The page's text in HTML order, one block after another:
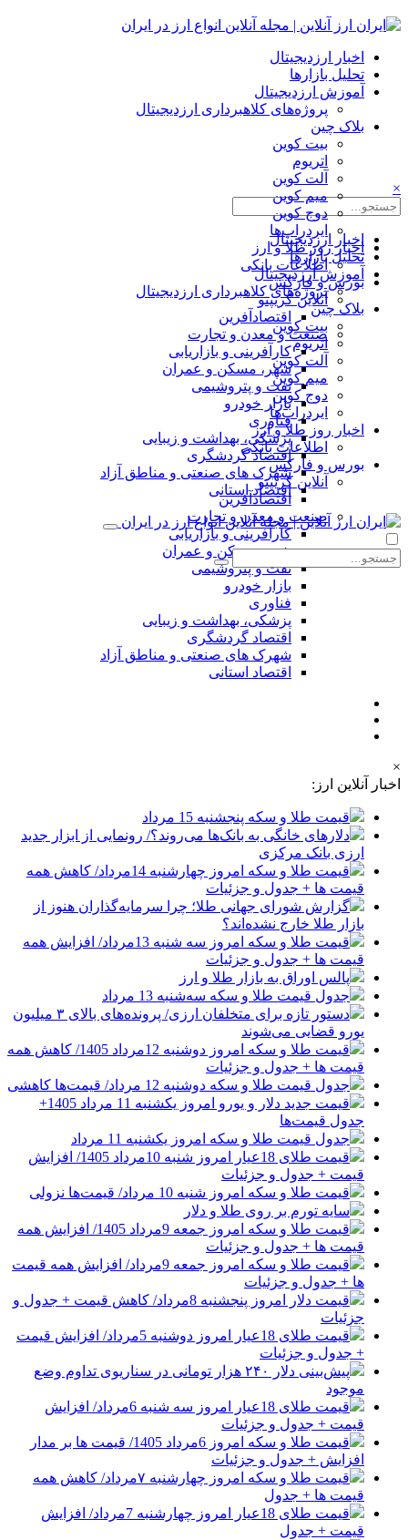
اخبار ارزدیجیتال
تحلیل بازارها
آموزش ارزدیجیتال
پروژه‌های کلاهبرداری ارزدیجیتال
بلاک چین
بیت کوین
اتریوم
آلت کوین
میم کوین‌
دوج کوین
ایردراپ‌ها
اخبار روز طلا و ارز
اطلاعات بانکی
بورس و فارکس
آنلاین کریپتو
اقتصادآفرین
صنعت و معدن و تجارت
کارآفرینی و بازاریابی
شهر، مسکن و عمران
نفت و پتروشیمی
بازار خودرو
فناوری
پزشکی، بهداشت و زیبایی
اقتصاد گردشگری
شهرک های صنعتی و مناطق آزاد
اقتصاد استانی
×
اخبار ارزدیجیتال
تحلیل بازارها
آموزش ارزدیجیتال
پروژه‌های کلاهبرداری ارزدیجیتال
بلاک چین
بیت کوین
اتریوم
آلت کوین
میم کوین‌
دوج کوین
ایردراپ‌ها
اخبار روز طلا و ارز
اطلاعات بانکی
بورس و فارکس
آنلاین کریپتو
اقتصادآفرین
صنعت و معدن و تجارت
کارآفرینی و بازاریابی
شهر، مسکن و عمران
نفت و پتروشیمی
بازار خودرو
فناوری
پزشکی، بهداشت و زیبایی
اقتصاد گردشگری
شهرک های صنعتی و مناطق آزاد
اقتصاد استانی
×
اخبار آنلاین ارز:
قیمت طلا و سکه پنجشنبه 15 مرداد
دلارهای خانگی به بانک‌ها می‌روند؟/ رونمایی از ابزار جدید
ارزی بانک مرکزی
قیمت طلا و سکه امروز چهارشنبه 14مرداد/ کاهش همه
قیمت ها + جدول و جزئیات
گزارش شورای جهانی طلا؛ چرا سرمایه‌گذاران هنوز از
بازار طلا خارج نشده‌اند؟
قیمت طلا و سکه امروز سه شنبه 13مرداد/ افزایش همه
قیمت ها + جدول و جزئیات
پالس اوراق به بازار طلا و ارز
جدول قیمت طلا و سکه سه‌شنبه 13 مرداد
دستور تازه برای متخلفان ارزی/ پرونده‌های بالای ۳ میلیون
یورو قضایی می‌شوند
قیمت طلا و سکه امروز دوشنبه 12مرداد 1405/ کاهش همه
قیمت ها + جدول و جزئیات
جدول قیمت طلا و سکه دوشنبه 12 مرداد/ قیمت‌ها کاهشی
قیمت جدید دلار و یورو امروز یکشنبه 11 مرداد 1405+
جدول قیمت‌ها
جدول قیمت طلا و سکه امروز یکشنبه 11 مرداد
قیمت طلای 18عیار امروز شنبه 10مرداد 1405/ افزایش
قیمت + جدول و جزئیات
قیمت طلا و سکه امروز شنبه 10 مرداد/ قیمت‌ها نزولی
سایه تورم بر روی طلا و دلار
قیمت طلا و سکه امروز جمعه 9مرداد 1405/ افزایش همه
قیمت ها + جدول و جزئیات
قیمت طلا و سکه امروز جمعه 9مرداد/ افزایش همه قیمت
ها + جدول و جزئیات
قیمت دلار امروز پنجشنبه 8مرداد/ کاهش قیمت + جدول و
جزئیات
قیمت طلای 18عیار امروز دوشنبه 5مرداد/ افزایش قیمت
+ جدول و جزئیات
پیش‌بینی دلار ۲۴۰ هزار تومانی در سناریوی تداوم وضع
موجود
قیمت طلای 18عیار امروز سه شنبه 6مرداد/ افزایش
قیمت + جدول و جزئیات
قیمت طلا و سکه امروز 6مرداد 1405/ قیمت ها بر مدار
افزایش + جدول و جزئیات
قیمت طلا و سکه امروز چهارشنبه ۷مرداد/ کاهش همه
قیمت ها + جدول
قیمت طلای 18عیار امروز چهارشنبه 7مرداد/ افزایش
قیمت + جدول